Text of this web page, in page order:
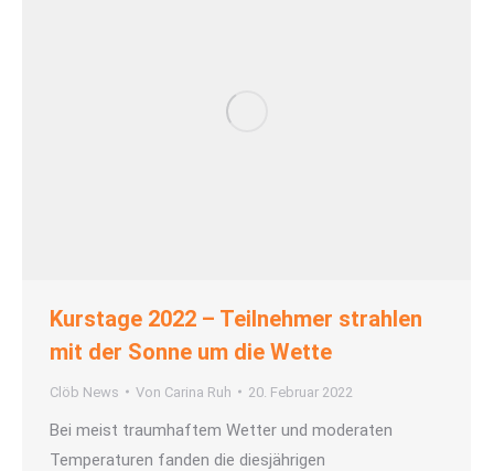
Kurstage 2022 – Teilnehmer strahlen
mit der Sonne um die Wette
Clöb News Von Carina Ruh 20. Februar 2022
Bei meist traumhaftem Wetter und moderaten
Temperaturen fanden die diesjährigen